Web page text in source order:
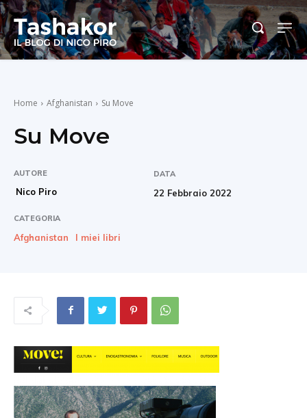
Home Afghanistan Su Move
Su Move
AUTORE
Nico Piro
DATA
22 Febbraio 2022
CATEGORIA
Afghanistan I miei libri